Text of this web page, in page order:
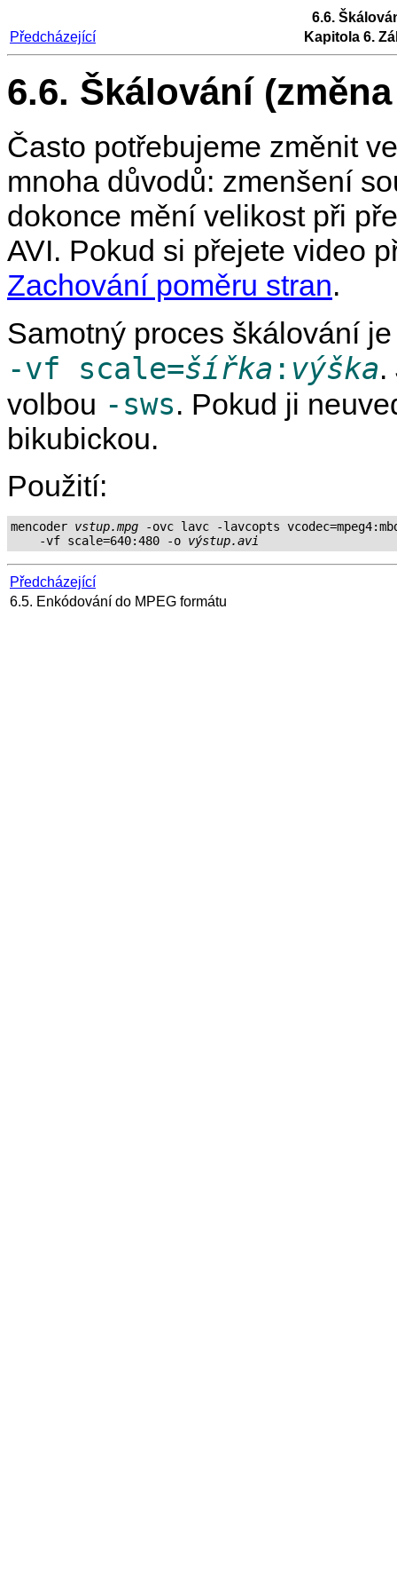
6.6.
Předcházející
Kapitola 6.
6.6. Škálování
Často potřebujeme změnit
mnoha důvodů: zmenšení
dokonce mění velikost při
AVI. Pokud si přejete video
Zachování poměru stran.
Samotný proces škálování
-vf scale=šířka : výška.
volbou -sws. Pokud ji
bikubickou.
Použití:
mencoder vstup.mpg -ovc lavc -lavcopts
    -vf scale=640:480 -o
výstup.avi
Předcházející
6.5. Enkódování do MPEG formátu